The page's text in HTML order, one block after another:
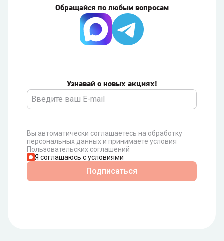
Узнавай о новых акциях!
Вы автоматически соглашаетесь на обработку
персональных данных и принимаете условия
Пользовательских соглашений
Я соглашаюсь с условиями
Подписаться
Обращайся по любым вопросам